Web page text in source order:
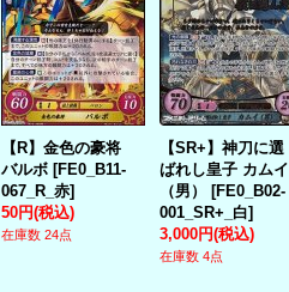
【R】金色の豪将
バルボ [FE0_B11-
067_R_赤]
50円(税込)
在庫数 24点
【SR+】神刀に選
ばれし皇子 カムイ
（男）
[FE0_B02-
001_SR+_白]
3,000円(税込)
在庫数 4点